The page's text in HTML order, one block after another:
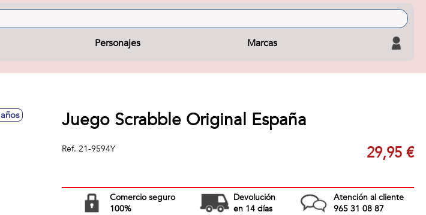
Personajes Marcas
Juego Scrabble Original España
Ref. 21-9594Y 29,95 €
Comercio seguro
100%
Devolución
en 14 días
Atención al cliente
965 31 08 87